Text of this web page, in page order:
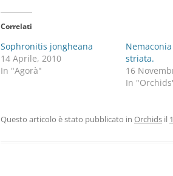
Correlati
Sophronitis jongheana
14 Aprile, 2010
In "Agorà"
striata.
16
In
Questo articolo è stato pubblicato in Orchids il